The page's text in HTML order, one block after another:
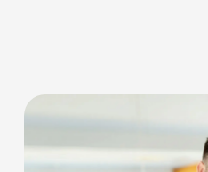
Choco Up 協助您發掘理想
收入式融資選項旨在滿足您
擴大業務範圍還是擴展業務